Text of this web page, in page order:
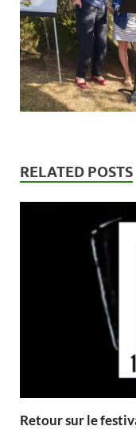
RELATED POSTS
Retour sur le